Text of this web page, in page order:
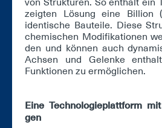
von Struk­tu­ren. So ent­hält ein
zeig­ten Lö­sung ei­ne Bil­li­on
iden­ti­sche Bau­tei­le. Die­se
che­mi­schen Mo­di­fi­ka­tio­nen
den und kön­nen auch
Ach­sen und Ge­len­ke
Funk­tio­nen zu er­mög­li­chen.
Ei­ne Tech­no­lo­gie­platt­form
gen